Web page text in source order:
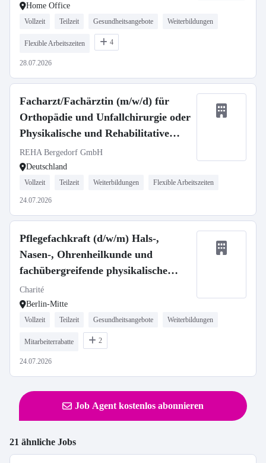
Home Office
Vollzeit Teilzeit Gesundheitsangebote Weiterbildungen
Flexible Arbeitszeiten 4
28.07.2026
Facharzt/Fachärztin (m/w/d) für
Orthopädie und Unfallchirurgie oder
Physikalische und Rehabilitative
Medizin
REHA Bergedorf GmbH
Deutschland
Vollzeit Teilzeit Weiterbildungen Flexible Arbeitszeiten
24.07.2026
Pflegefachkraft (d/w/m) Hals-,
Nasen-, Ohrenheilkunde und
fachübergreifende physikalische
Frührehabilitation
Charité
Berlin-Mitte
Vollzeit Teilzeit Gesundheitsangebote Weiterbildungen
Mitarbeiterrabatte 2
24.07.2026
Job Agent kostenlos abonnieren
21 ähnliche Jobs